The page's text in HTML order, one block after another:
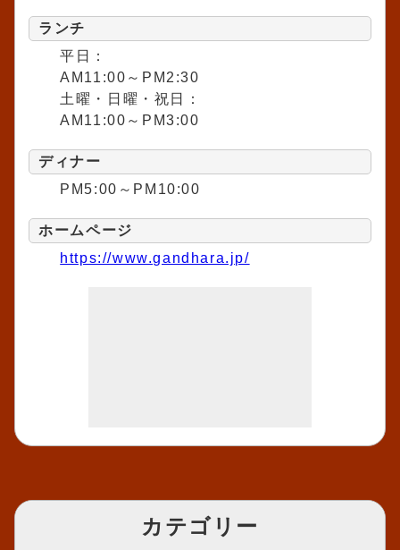
ランチ
平日：
AM11:00～PM2:30
土曜・日曜・祝日：
AM11:00～PM3:00
ディナー
PM5:00～PM10:00
ホームページ
https://www.gandhara.jp/
カテゴリー